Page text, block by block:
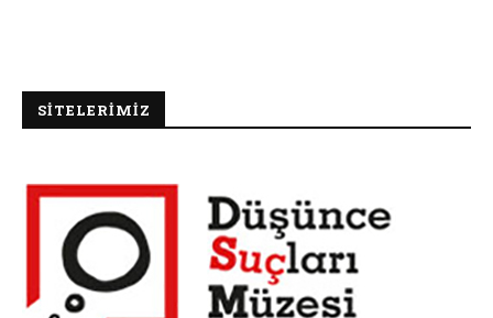
SİTELERİMİZ